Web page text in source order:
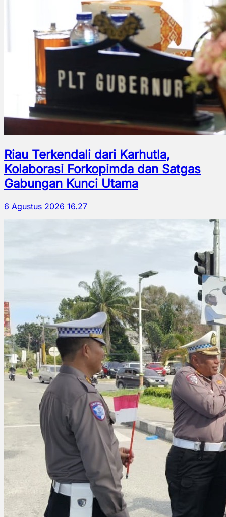
Riau Terkendali dari Karhutla,
Kolaborasi Forkopimda dan Satgas
Gabungan Kunci Utama
6 Agustus 2026 16.27